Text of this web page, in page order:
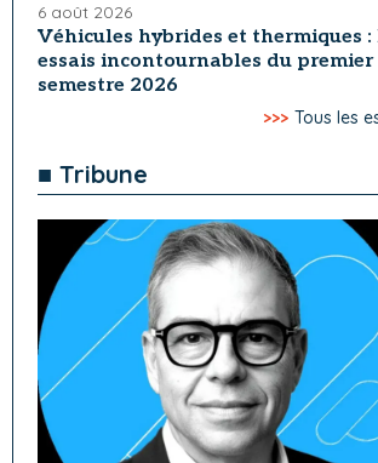
6 août 2026
Véhicules hybrides et thermiques :
essais incontournables du premier
semestre 2026
>>> Tous les
■ Tribune